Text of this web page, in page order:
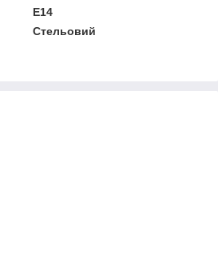
E14
Стельовий